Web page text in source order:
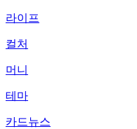
라이프
컬처
머니
테마
카드뉴스